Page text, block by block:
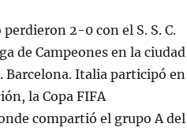
2-0 con el S. S. C.
de Campeones en la ciudad
Barcelona. Italia participó en
la Copa FIFA
compartió el grupo A del